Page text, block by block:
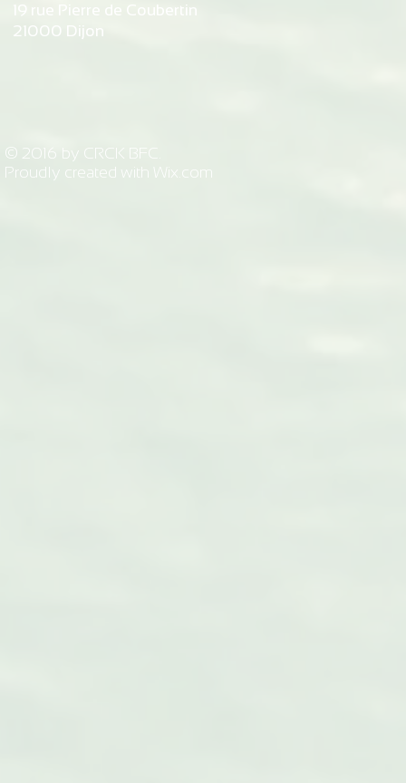
© 2016 by CRCK BFC.
Proudly created with Wix.com
19 rue Pierre de Coubertin
21000 Dijon